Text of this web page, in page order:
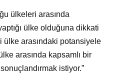
ülkeleri arasında
ülke olduğuna dikkati
ülke arasındaki potansiyele
arasında kapsamlı bir
istiyor.”